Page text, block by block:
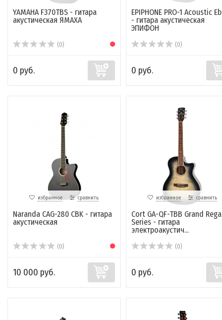
YAMAHA F370TBS - гитара
акустическая ЯМАХА
(0)
0 руб.
EPIPHONE PRO-1 Acoustic
- гитара акустическая
ЭПИФОН
(0)
0 руб.
избранное сравнить
Naranda CAG-280 CBK - гитара
акустическая
(0)
10 000 руб.
избранное сравнить
Cort GA-QF-TBB Grand
Series - гитара
электроакустич...
(0)
0 руб.